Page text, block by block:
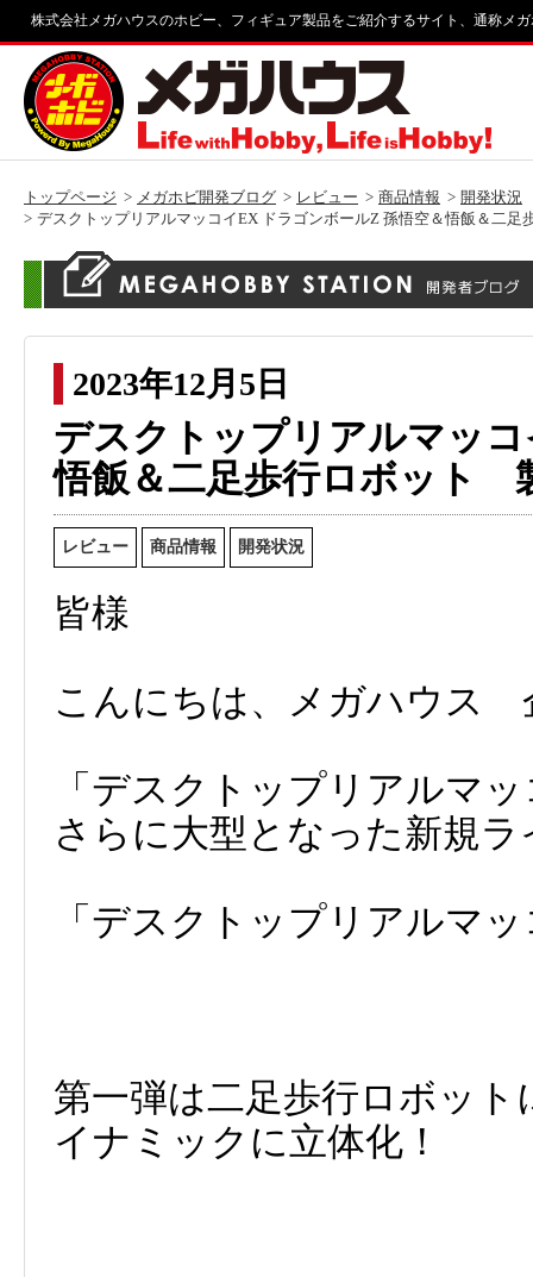
株式会社メガハウスのホビー、フィギュア製品をご紹介するサイト、通称メ
トップページ メガホビ開発ブログ レビュー 商品情報
開発状況
デスクトップリアルマッコイEX ドラゴンボールZ 孫悟空＆悟飯＆二
2023年12月5日
デスクトップリアルマッ
悟飯＆二足歩行ロボット
レビュー 商品情報 開発状況
皆様
こんにちは、メガハウス
「デスクトップリアルマ
さらに大型となった新規ラ
「デスクトップリアルマ
第一弾は二足歩行ロボッ
イナミックに立体化！